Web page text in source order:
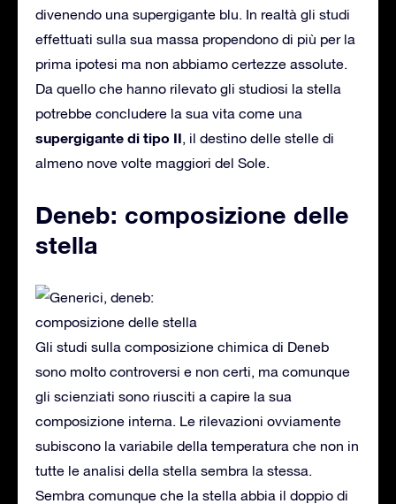
divenendo una supergigante blu. In realtà gli studi
effettuati sulla sua massa propendono di più per la
prima ipotesi ma non abbiamo certezze assolute.
Da quello che hanno rilevato gli studiosi la stella
potrebbe concludere la sua vita come una
supergigante di tipo II, il destino delle stelle di
almeno nove volte maggiori del Sole.
Deneb: composizione delle
stella
Gli studi sulla composizione chimica di Deneb
sono molto controversi e non certi, ma comunque
gli scienziati sono riusciti a capire la sua
composizione interna. Le rilevazioni ovviamente
subiscono la variabile della temperatura che non in
tutte le analisi della stella sembra la stessa.
Sembra comunque che la stella abbia il doppio di